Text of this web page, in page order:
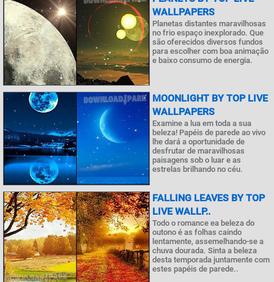
WALLPAPERS
Planetas distantes maravilhosas
no frio espaço inexplorado. Que
são oferecidos diversos fundos
para escolher com boa animação
e baixo consumo de energia.
MOONLIGHT BY TOP LIVE
WALLPAPERS
Examine a lua em toda a sua
beleza! Papéis de parede ao vivo
lhe dará a oportunidade de
desfrutar de maravilhosas
paisagens sob o luar e as
estrelas brilhando no céu.
FALLING LEAVES BY TOP
LIVE WALLP..
Todo o romance ea beleza do
outono é as folhas caindo
lentamente, assemelhando-se a
chuva dourada. Sinta a beleza
desta temporada juntamente com
estes papéis de parede..